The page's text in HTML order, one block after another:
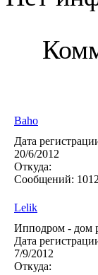
Baho
Дата
20/6/2012
Откуда:
Сообщений:
Lelik
Ипподром - дом
Дата
7/9/2012
Откуда: